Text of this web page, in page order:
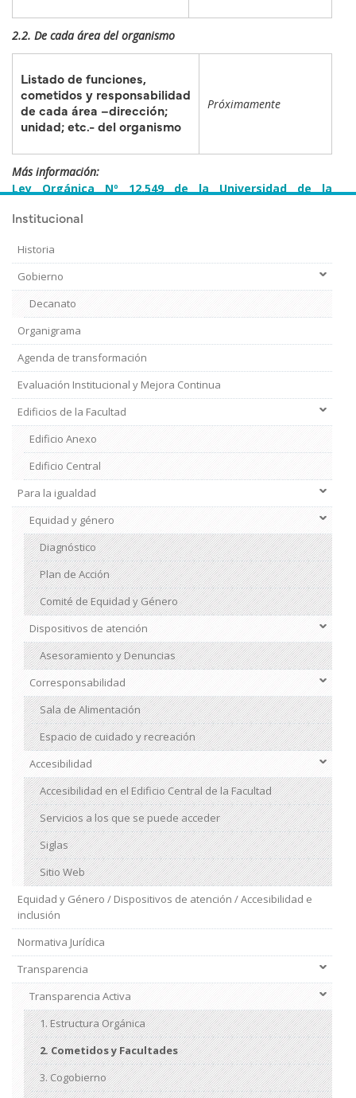
Institucional
Historia
Gobierno
Decanato
Organigrama
Agenda de transformación
Evaluación Institucional y Mejora Continua
Edificios de la Facultad
Edificio Anexo
Edificio Central
Institucional
Para la igualdad
Equidad y género
Diagnóstico
Plan de Acción
Comité de Equidad y Género
Dispositivos de atención
Asesoramiento y Denuncias
Corresponsabilidad
Sala de Alimentación
Espacio de cuidado y recreación
Accesibilidad
Accesibilidad en el Edificio Central de la Facultad
Servicios a los que se puede acceder
Siglas
Sitio Web
Equidad y Género / Dispositivos de atención / Accesibilidad e
inclusión
Normativa Jurídica
Transparencia
Transparencia Activa
1. Estructura Orgánica
2. Cometidos y Facultades
3. Cogobierno
2.2. De cada área del organismo
Listado de funciones,
cometidos y responsabilidad
de cada área –dirección;
unidad; etc.- del organismo
Próximamente
Más información:
Ley Orgánica Nº 12.549 de la Universidad de la